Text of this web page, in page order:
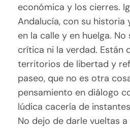
económica y los cierres.
Andalucía, con su historia
en la calle y en huelga.
crítica ni la verdad. Están
territorios de libertad y
paseo, que no es otra
pensamiento en diálogo
lúdica cacería de
No dejo de darle vueltas